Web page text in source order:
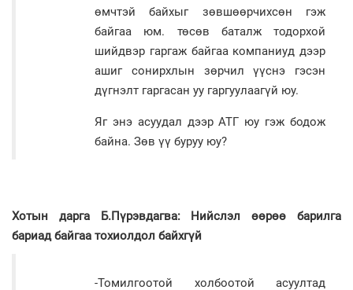
өмчтэй байхыг зөвшөөрчихсөн гэж
байгаа юм. төсөв баталж тодорхой
шийдвэр гаргаж байгаа компаниуд дээр
ашиг сонирхлын зөрчил үүснэ гэсэн
дүгнэлт гаргасан уу гаргуулаагүй юу.
Яг энэ асуудал дээр АТГ юу гэж бодож
байна. Зөв үү буруу юу?
Хотын дарга Б.Пүрэвдагва: Нийслэл өөрөө барилга
бариад байгаа тохиолдол байхгүй
-Томилгоотой холбоотой асуултад